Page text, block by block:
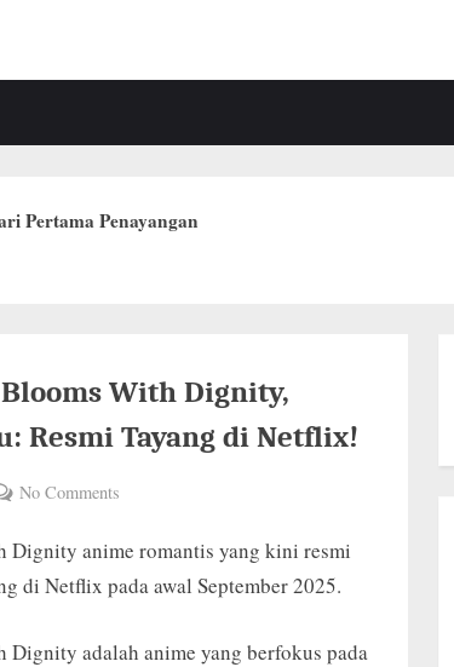
Pertama Penayangan
With Dignity,
Resmi Tayang di Netflix!
No Comments
Fragrant
Flower
With
Dignity anime romantis yang kini resmi
di Netflix pada awal September 2025.
Dignity adalah anime yang berfokus pada